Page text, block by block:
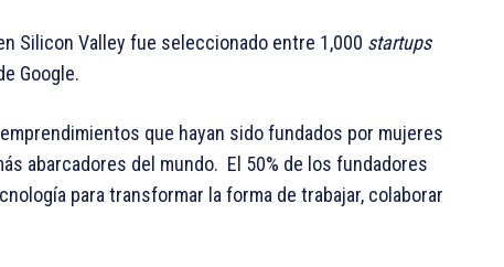
Silicon Valley fue seleccionado entre 1,000 startups
Google.
que hayan sido fundados por mujeres
abarcadores del mundo. El 50% de los fundadores
para transformar la forma de trabajar, colaborar